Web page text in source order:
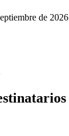
de 2026